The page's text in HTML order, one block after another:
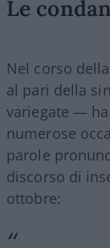
Le
Nel corso
al pari della
variegate — ha
numerose
parole
discorso di
ottobre: